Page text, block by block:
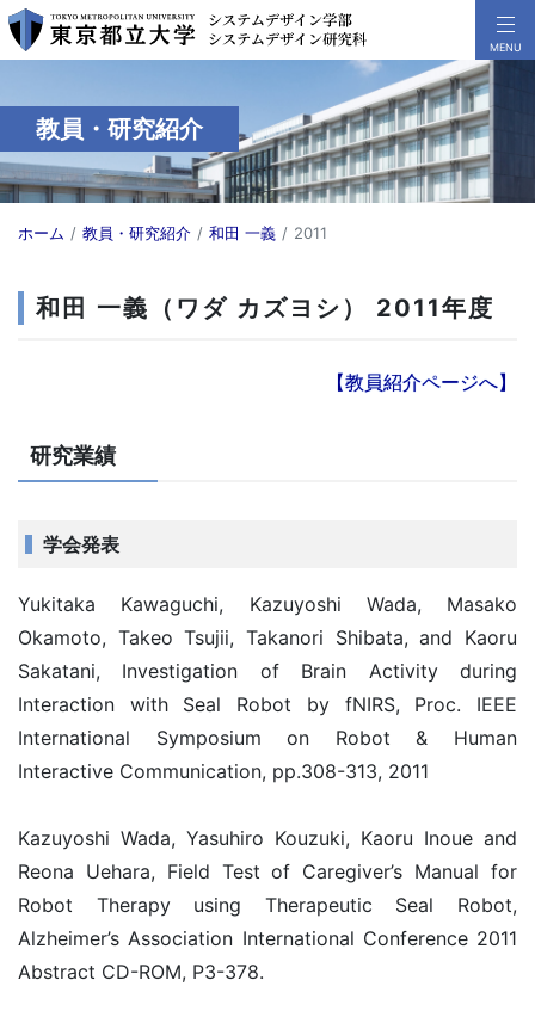
教員・研究紹介
ホーム 教員・研究紹介 和田 一義 2011
和田 一義（ワダ カズヨシ） 2011年度
【教員紹介ページへ】
研究業績
学会発表
Yukitaka Kawaguchi, Kazuyoshi Wada, Masako
Okamoto, Takeo Tsujii, Takanori Shibata, and Kaoru
Sakatani, Investigation of Brain Activity during
Interaction with Seal Robot by fNIRS, Proc. IEEE
International Symposium on Robot & Human
Interactive Communication, pp.308-313, 2011
Kazuyoshi Wada, Yasuhiro Kouzuki, Kaoru Inoue and
Reona Uehara, Field Test of Caregiver’s Manual for
Robot Therapy using Therapeutic Seal Robot,
Alzheimer’s Association International Conference 2011
Abstract CD-ROM, P3-378.